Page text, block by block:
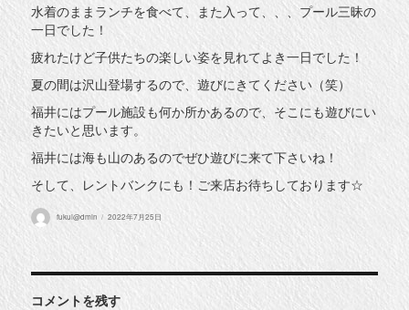
水着のままランチを食べて、また入って、、、プール三昧の
一日でした！
疲れたけど子供たちの楽しい姿を見れてよき一日でした！
夏の間は沢山登場するので、遊びにきてください（笑）
福井にはプール施設も何か所かあるので、そこにも遊びにい
きたいと思います。
福井には海も山のあるのでぜひ遊びに来て下さいね！
そして、レントバンクにも！ご来店お待ちしております☆
投fukui@dmin
投
2022年7月25日
コメントを残す